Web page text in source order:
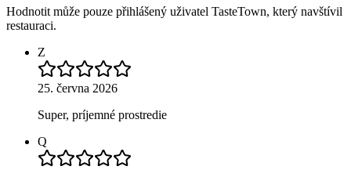
Hodnotit může pouze přihlášený uživatel TasteTown, který navštívil
restauraci.
Z
25. června 2026
Super, príjemné prostredie
Q